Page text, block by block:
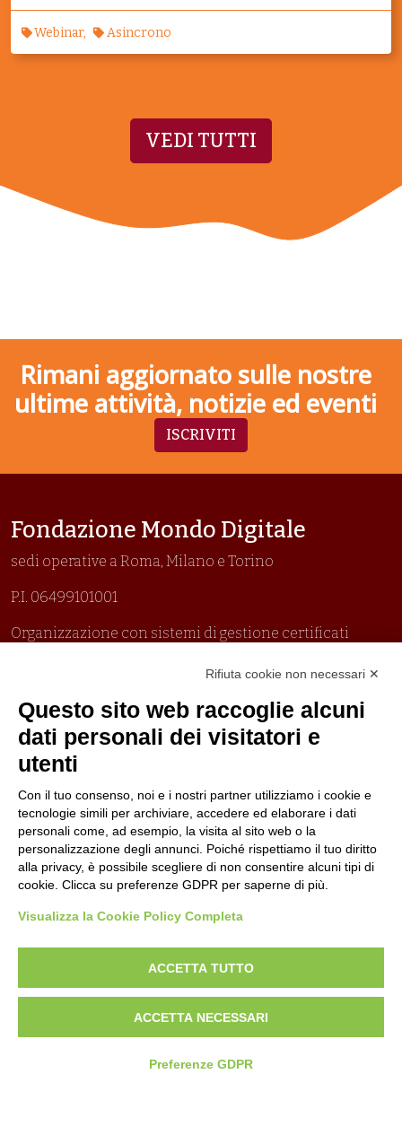
Webinar Asincrono
VEDI TUTTI
Rimani aggiornato sulle nostre
ultime attività, notizie ed eventi
ISCRIVITI
Fondazione Mondo Digitale
sedi operative a Roma, Milano e Torino
P.I. 06499101001
Organizzazione con sistemi di gestione certificati
Politica antibullismo
Piè di pagina
Contatti
Lavora con noi
Amministrazione
Seguici su
Rifiuta cookie non necessari ✕
Questo sito web raccoglie alcuni
dati personali dei visitatori e
utenti
Con il tuo consenso, noi e i nostri partner utilizziamo i cookie e
tecnologie simili per archiviare, accedere ed elaborare i dati
personali come, ad esempio, la visita al sito web o la
personalizzazione degli annunci. Poiché rispettiamo il tuo diritto
alla privacy, è possibile scegliere di non consentire alcuni tipi di
cookie. Clicca su preferenze GDPR per saperne di più.
Visualizza la Cookie Policy Completa
ACCETTA TUTTO
ACCETTA NECESSARI
Preferenze GDPR